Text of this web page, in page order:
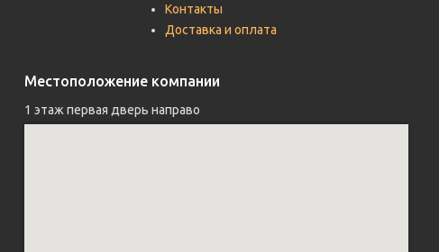
Контакты
Доставка и оплата
Местоположение компании
1 этаж первая дверь направо